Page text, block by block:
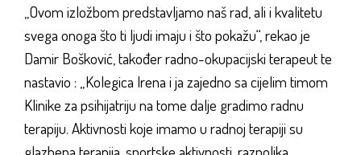
„Ovom izložbom predstavljamo naš rad, ali i kvalitetu
svega onoga što ti ljudi imaju i što pokažu“, rekao je
Damir Bošković, također radno-okupacijski terapeut te
nastavio : „Kolegica Irena i ja zajedno sa cijelim timom
Klinike za psihijatriju na tome dalje gradimo radnu
terapiju. Aktivnosti koje imamo u radnoj terapiji su